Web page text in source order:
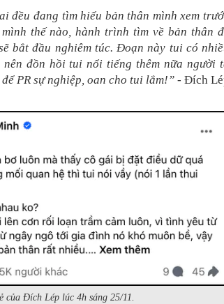
đều đang tìm hiểu bản thân mình xem
thế nào, hành trình tìm về bản thân
bắt đầu nghiêm túc. Đoạn này tui có
đồn hồi tui nổi tiếng thêm nữa người
PR sự nghiệp, oan cho tui lắm!” - Đích
của Đích Lép lúc 4h sáng 25/11.